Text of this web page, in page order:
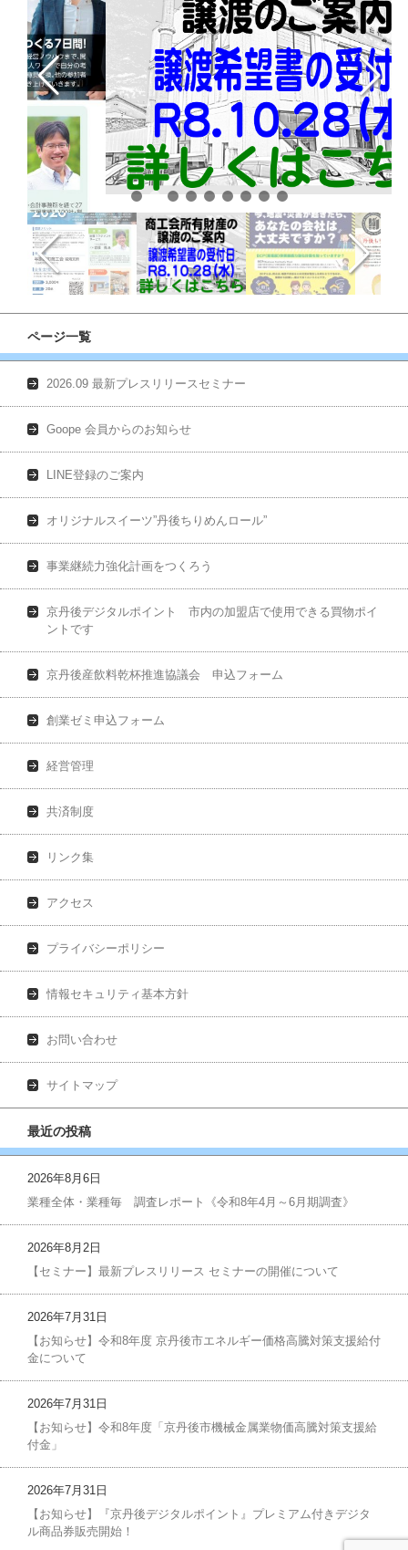
ページ一覧
2026.09 最新プレスリリースセミナー
Goope 会員からのお知らせ
LINE登録のご案内
オリジナルスイーツ”丹後ちりめんロール”
事業継続力強化計画をつくろう
京丹後デジタルポイント 市内の加盟店で使用できる買物ポイ
ントです
京丹後産飲料乾杯推進協議会 申込フォーム
創業ゼミ申込フォーム
経営管理
共済制度
リンク集
アクセス
プライバシーポリシー
情報セキュリティ基本方針
お問い合わせ
サイトマップ
最近の投稿
2026年8月6日
業種全体・業種毎 調査レポート《令和8年4月～6月期調査》
2026年8月2日
【セミナー】最新プレスリリース セミナーの開催について
2026年7月31日
【お知らせ】令和8年度 京丹後市エネルギー価格高騰対策支援給付
金について
2026年7月31日
【お知らせ】令和8年度「京丹後市機械金属業物価高騰対策支援給
付金」
2026年7月31日
【お知らせ】『京丹後デジタルポイント』プレミアム付きデジタ
ル商品券販売開始！